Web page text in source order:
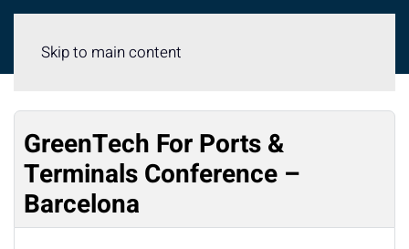
Skip to main content
GreenTech For Ports &
Terminals Conference –
Barcelona